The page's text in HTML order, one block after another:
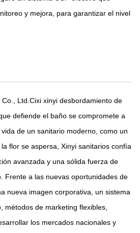
y mejora, para garantizar el nivel
Co., Ltd.Cixi xinyi desbordamiento de
defiende el baño se compromete a
de un sanitario moderno, como un
flor se aspersa, Xinyi sanitarios confía
avanzada y una sólida fuerza de
Frente a las nuevas oportunidades de
nueva imagen corporativa, un sistema
métodos de marketing flexibles,
los mercados nacionales y